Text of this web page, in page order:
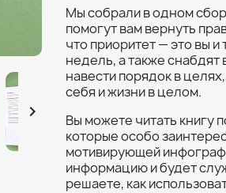

Мы собрали в одном
помогут вам вернуть
что приоритет — это вы
недель, а также снабдят
навести порядок в
себя и жизни в целом.
Вы можете читать книгу
которые особо
мотивирующей
информацию и будет
решаете, как